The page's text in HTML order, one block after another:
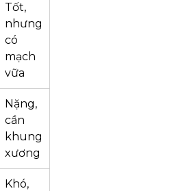
Tốt,
nhưng
có
mạch
vữa
Nặng,
cần
khung
xương
Khó,